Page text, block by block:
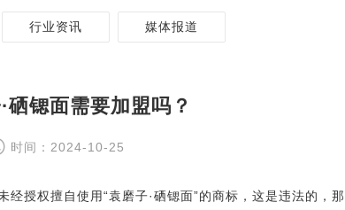
行业资讯 媒体报道
硒锶面需要加盟吗？
时间：2024-10-25
经授权擅自使用“袁磨子·硒锶面”的商标，这是违法的，